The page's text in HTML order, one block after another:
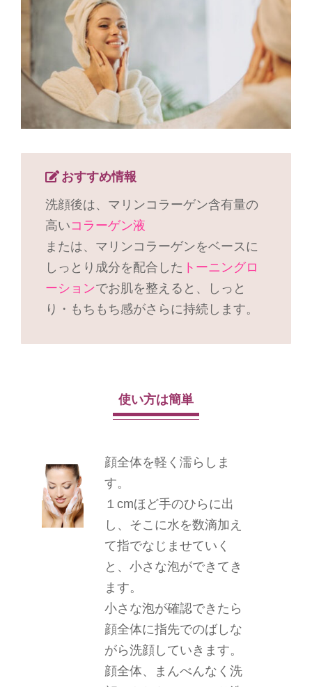
おすすめ情報
洗顔後は、マリンコラーゲン含有量の
高いコラーゲン液
または、マリンコラーゲンをベースに
しっとり成分を配合した トーニングロ
ーションでお肌を整えると、しっと
り・もちもち感がさらに持続します。
使い方は簡単
顔全体を軽く濡らしま
す。
１cmほど手のひらに出
し、そこに水を数滴加え
て指でなじませていく
と、小さな泡ができてき
ます。
小さな泡が確認できたら
顔全体に指先でのばしな
がら洗顔していきます。
顔全体、まんべんなく洗